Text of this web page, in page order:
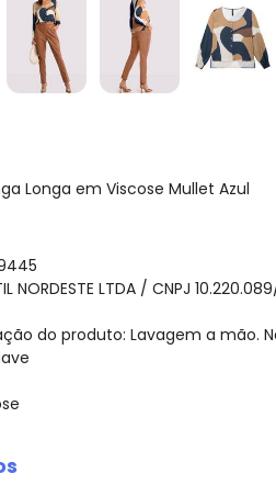
Longa em Viscose Mullet Azul
NORDESTE LTDA / CNPJ
do produto: Lavagem a mão.